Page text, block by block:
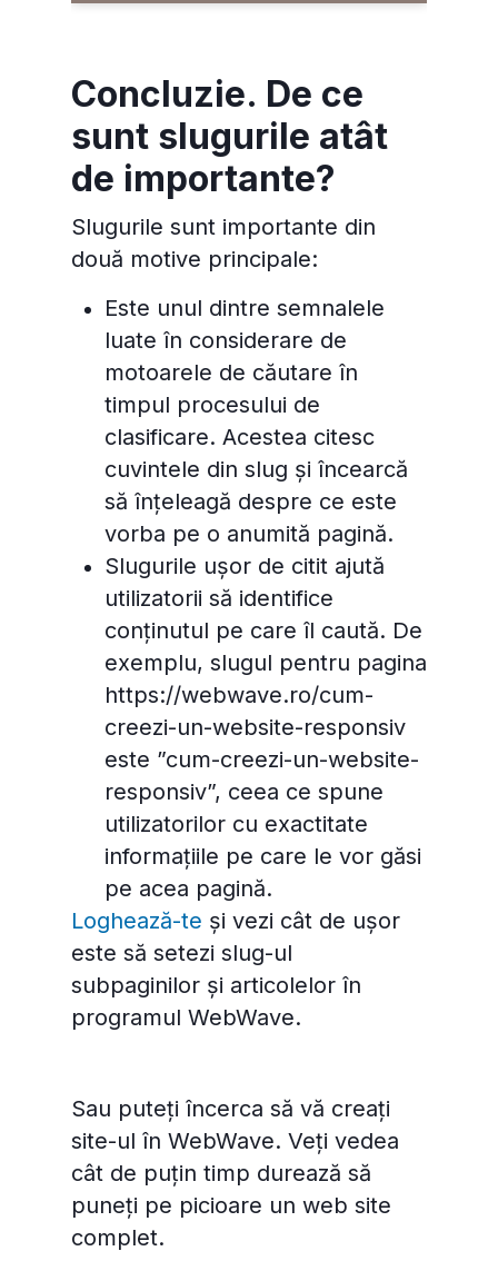
Concluzie. De ce
sunt slugurile atât
de importante?
Slugurile sunt importante din
două motive principale:
Este unul dintre semnalele
luate în considerare de
motoarele de căutare în
timpul procesului de
clasificare. Acestea citesc
cuvintele din slug și încearcă
să înțeleagă despre ce este
vorba pe o anumită pagină.
Slugurile ușor de citit ajută
utilizatorii să identifice
conținutul pe care îl caută. De
exemplu, slugul pentru pagina
https://webwave.ro/cum-
creezi-un-website-responsiv
este ”cum-creezi-un-website-
responsiv”, ceea ce spune
utilizatorilor cu exactitate
informațiile pe care le vor găsi
pe acea pagină.
Loghează-te și vezi cât de ușor
este să setezi slug-ul
subpaginilor și articolelor în
programul WebWave.
Sau puteți încerca să vă creați
site-ul în WebWave. Veți vedea
cât de puțin timp durează să
puneți pe picioare un web site
complet.